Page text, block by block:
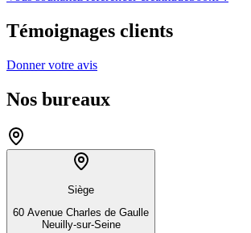
Témoignages clients
Donner votre avis
Nos bureaux
Siège
60 Avenue Charles de Gaulle
Neuilly-sur-Seine